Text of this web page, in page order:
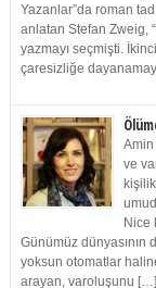
Yazanlar”da roman
anlatan Stefan Zweig,
yazmayı seçmişti.
çaresizliğe
ve
Nice
Günümüz dünyasının
yoksun otomatlar
arayan, varoluşunu […]